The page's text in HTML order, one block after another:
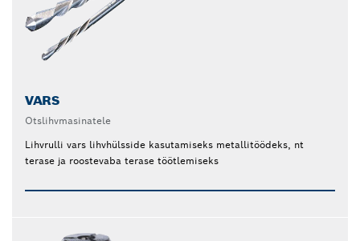
VARS
Otslihvmasinatele
Lihvrulli vars lihvhülsside kasutamiseks metallitöödeks, nt
terase ja roostevaba terase töötlemiseks